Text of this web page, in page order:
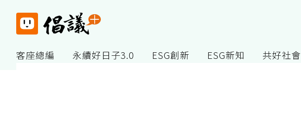
客座總編 永續好日子3.0 ESG創新 ESG新知 共好社會